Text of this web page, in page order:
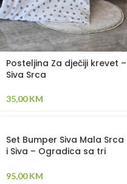
Posteljina Za dječiji krevet –
Siva Srca
35,00KM
Set Bumper Siva Mala Srca
i Siva – Ogradica sa tri
jastuk, jorgan i dva
95,00KM